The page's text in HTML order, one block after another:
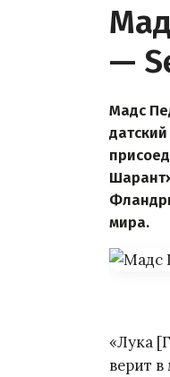
—
Мадс
мира.
«Лука
верит